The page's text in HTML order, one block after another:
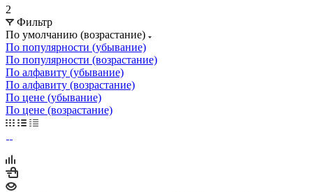
2
Фильтр
По умолчанию (возрастание)
По популярности (убывание)
По популярности (возрастание)
По алфавиту (убывание)
По алфавиту (возрастание)
По цене (убывание)
По цене (возрастание)